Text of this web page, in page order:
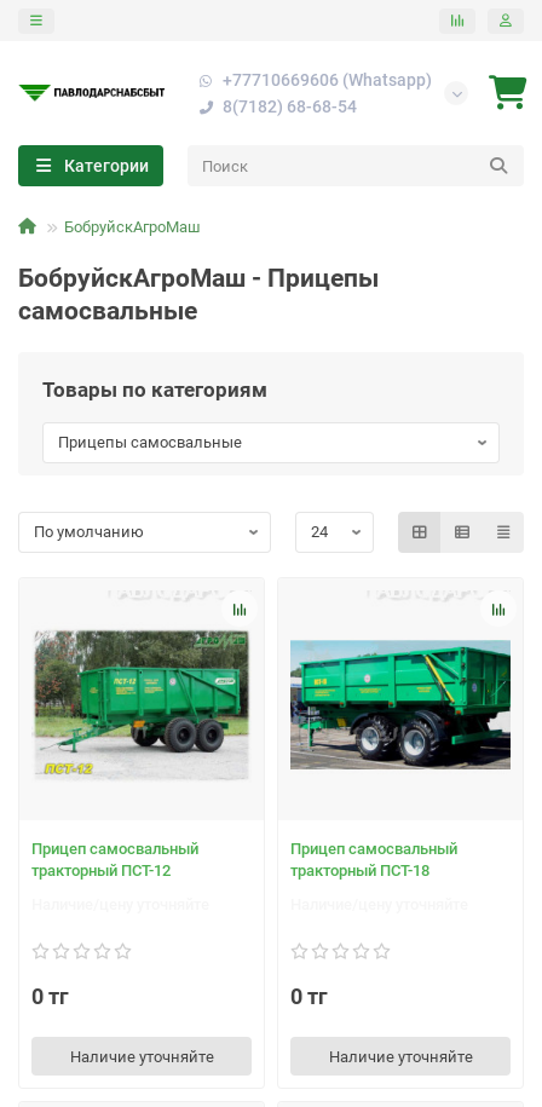
+77710669606 (Whatsapp)
8(7182) 68-68-54
Категории
БобруйскАгроМаш
БобруйскАгроМаш - Прицепы
самосвальные
Товары по категориям
Прицеп самосвальный
тракторный ПСТ-12
0 тг
Наличие уточняйте
Прицеп самосвальный
тракторный ПСТ-18
0 тг
Наличие уточняйте